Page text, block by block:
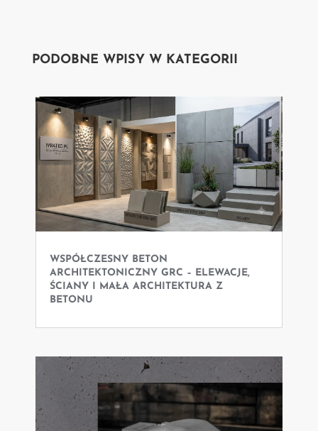
PODOBNE WPISY W KATEGORII
WSPÓŁCZESNY BETON
ARCHITEKTONICZNY GRC – ELEWACJE,
ŚCIANY I MAŁA ARCHITEKTURA Z
BETONU